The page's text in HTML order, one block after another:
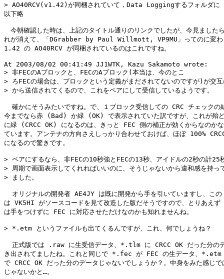
> AO40RCV(v1.42)が同梱されていて，Data Loggingするフォルダに
以下略
今朝確認した時は、上記のタイトル通りのリンクでしたが、今見ました
れが消えて、「DGrabber by Paul Willmott, VP9MU」ってのに変わ
1.42 の AO40RCV が同梱されているのはこれですね。
At 2003/08/02 00:41:49 JJ1WTK, Kazu Sakamoto wrote:
> 非FECのAブロックと、FECのAブロック(本当は、今のとこ
> ろFECの場合は、ブロックという定義がまだされてないのですが)が交
> から送信されてくるので、これをペアにして受信しているようです。
確かにそうみたいですね。で、１ブロック受信しての CRC チェックの
今までなら赤 (Bad) か緑 (OK) で表示されていた訳ですが、これが殆
に緑 (CRCC OK) になるのは、きっと FEC 側の補正が効くからなのか
ています。アンテナの方向さえしっかり合わせておけば、ほぼ 100%
になるので驚きです。
> ペアにするなら、非FECの10秒強とFECの13秒、アイドルの2秒の計25
> 周期で画面表示してくれればいいのに、そうじゃないから違和感を持っ
> ました。
オリジナルの開発者 AE4JY は既に開発から手を引いていますし、こ
は VK5HI がソースコードを見て改造した版だそうですので、とりあえ
は手をつけずに FEC に対応させただけなのかも知れませんね。
> *.etm というファイルも出てくるんですが、これ、何でしょうね？
正式版では .raw に生受信データ、*.tlm に CRCC OK だった分の
き出されてましたね。これと同じで *.fec が FEC の生データ、
で CRCC OK だった分のデータじゃないでしょうか？。中身をみた感じで
じゃないかと…。